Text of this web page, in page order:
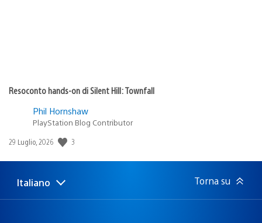
Resoconto hands-on di Silent Hill: Townfall
Phil Hornshaw
PlayStation Blog Contributor
Data
pubblicazione:
29 Luglio, 2026 3
Seleziona
Regione
Italiano Torna su